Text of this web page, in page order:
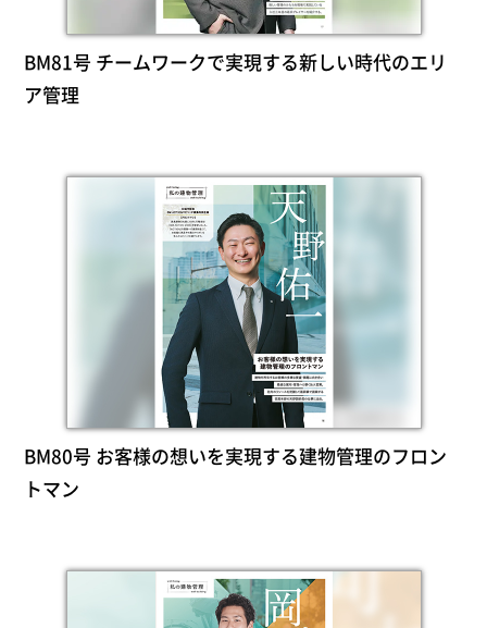
BM81号 チームワークで実現する新しい時代のエリ
ア管理
BM80号 お客様の想いを実現する建物管理のフロン
トマン